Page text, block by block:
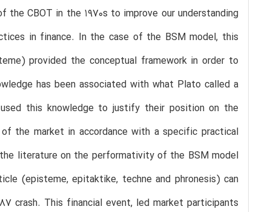
CBOT in the 1970s to improve our understanding
in finance. In the case of the BSM model, this
provided the conceptual framework in order to
has been associated with what Plato called a
this knowledge to justify their position on the
the market in accordance with a specific practical
literature on the performativity of the BSM model
(episteme, epitaktike, techne and phronesis) can
crash. This financial event, led market participants